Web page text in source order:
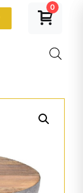
0